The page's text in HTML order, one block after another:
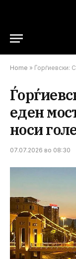
Home » Ѓорѓиевски:
еден
носи
07.07.2026 во 08:30